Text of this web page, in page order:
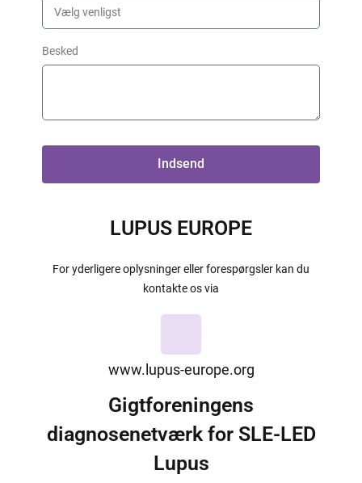
Besked
Indsend
LUPUS EUROPE
For yderligere oplysninger eller forespørgsler kan du
kontakte os via
www.lupus-europe.org
Gigtforeningens
diagnosenetværk for SLE-LED
Lupus